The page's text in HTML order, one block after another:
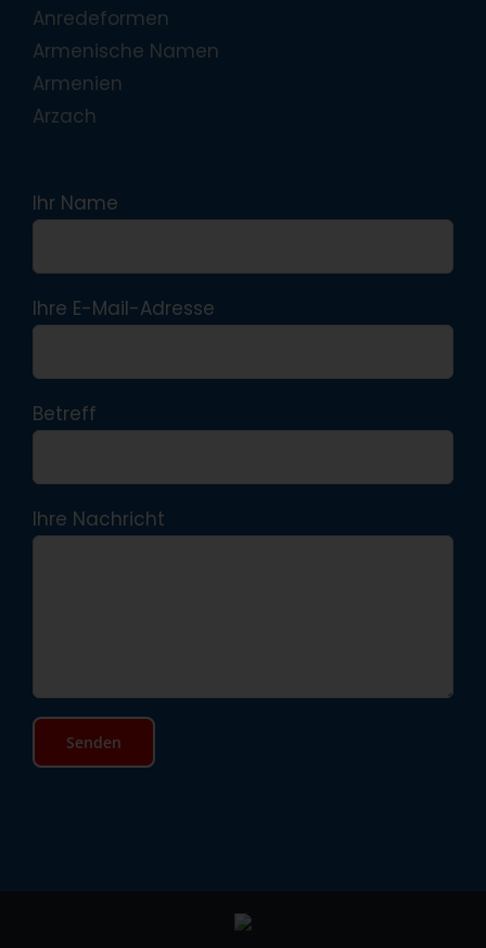
Anredeformen
Armenische Namen
Armenien
Arzach
Ihr Name
Ihre E-Mail-Adresse
Betreff
Ihre Nachricht